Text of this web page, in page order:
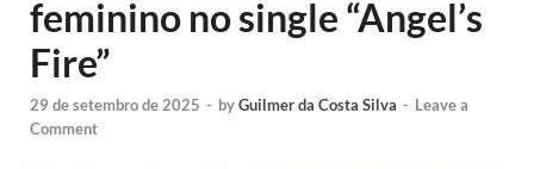
feminino no single “Angel’s
Fire”
29 de setembro de 2025 - byGuilmer da Costa Silva - Leave a
Comment